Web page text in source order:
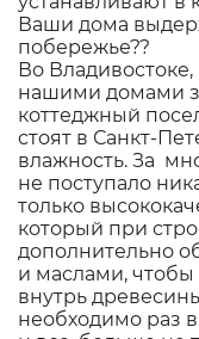
Ваши дома
побережье??
Во
нашими домами
коттеджный
стоят в Санкт-
влажность. За
не поступало
только
который при
дополнительно
и маслами, чтобы
внутрь
необходимо раз